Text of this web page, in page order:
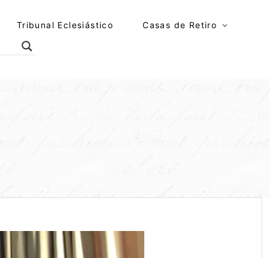
Tribunal Eclesiástico Casas de Retiro